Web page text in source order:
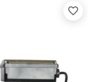
favorite_border